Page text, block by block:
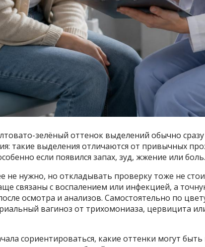
зелёный оттенок выделений обычно
такие выделения отличаются от привычных
если появился запах, зуд, жжение или боль.
не нужно, но откладывать проверку тоже не
связаны с воспалением или инфекцией, а
осмотра и анализов. Самостоятельно по
вагиноз от трихомониаза, цервицита
сориентироваться, какие оттенки могут